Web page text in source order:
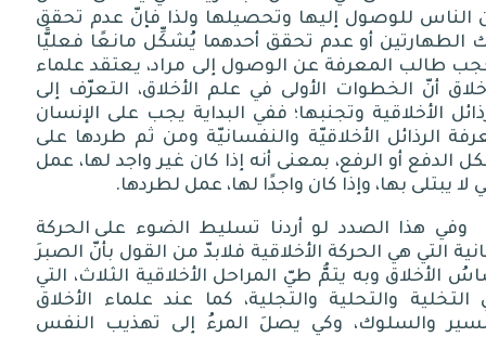
الناس للوصول إليها وتحصيلها ولذا فإنّ عدم تحقق
الطهارتين أو عدم تحقق أحدهما يُشكِّل مانعًا فعليًّا
طالب المعرفة عن الوصول إلى مراد، يعتقد علماء
أنّ الخطوات الأولى في علم الأخلاق، التعرّف إلى
الأخلاقية وتجنبها؛ ففي البداية يجب على الإنسان
الرذائل الأخلاقيّة والنفسانيّة ومن ثم طردها على
الدفع أو الرفع، بمعنى أنه إذا كان غير واجد لها، عمل
لا يبتلى بها، وإذا كان واجدًا لها، عمل لطردها.
وفي هذا الصدد لو أردنا تسليط الضوء على الحركة
التي هي الحركة الأخلاقية فلابدّ من القول بأنّ الصبرَ
الأخلاق وبه يتمُّ طيّ المراحل الأخلاقية الثلاث، التي
التخلية والتحلية والتجلية، كما عند علماء
الأخلاق
والسلوك، وكي يصلَ المرءُ إلى تهذيب
النفس